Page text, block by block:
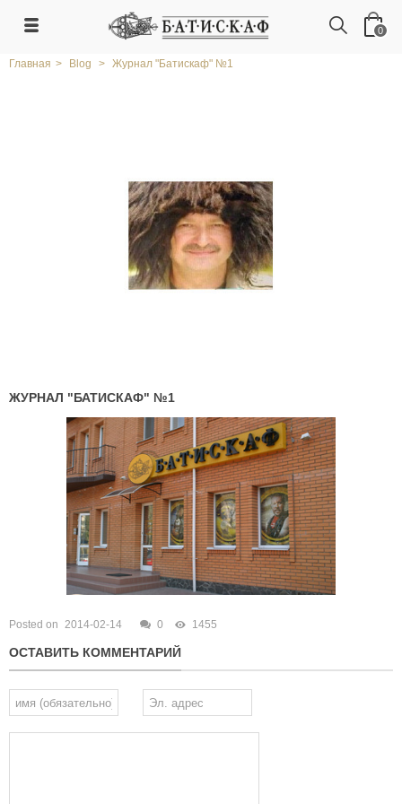
0
Главная > Blog > Журнал "Батискаф" №1
ЖУРНАЛ "БАТИСКАФ" №1
Posted on 2014-02-14 0 1455
ОСТАВИТЬ КОММЕНТАРИЙ